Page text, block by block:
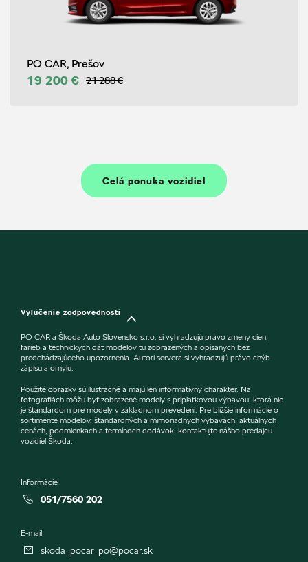
PO CAR, Prešov
19 200 € 21 288 €
Celá ponuka vozidiel
Vylúčenie zodpovednosti
PO CAR a Škoda Auto Slovensko s.r.o. si vyhradzujú právo zmeny cien,
farieb a technických dát modelov tu zobrazených a opísaných bez
predchádzajúceho upozornenia. Autori servera si vyhradzujú právo chýb
zápisu a omylu.
Použité obrázky sú ilustračné a majú len informatívny charakter. Na
fotografiách môžu byť zobrazené modely s príplatkovou výbavou, ktorá nie
je štandardom pre modely v základnom prevedení. Pre bližšie informácie o
sortimente modelov, štandardných a mimoriadnych výbavách, aktuálnych
cenách, podmienkach a termínoch dodávok, kontaktujte nášho predajcu
vozidiel Škoda.
Informácie
051/7560 202
E-mail
skoda_pocar_po@pocar.sk